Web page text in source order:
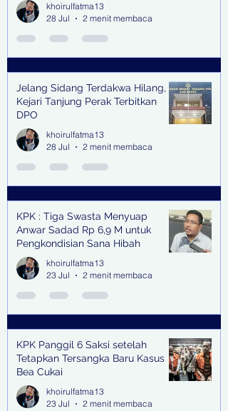
khoirulfatma13
28 Jul
2 menit membaca
Jelang Sidang Terdakwa Hilang,
Kejari Tanjung Perak Terbitkan
DPO
khoirulfatma13
28 Jul
2 menit membaca
KPK : Tiga Swasta Menyuap
Anwar Sadad Rp 6,9 M untuk
Pengkondisian Sana Hibah
khoirulfatma13
23 Jul
2 menit membaca
KPK Panggil 6 Saksi setelah
Tetapkan Tersangka Baru Kasus
Bea Cukai
khoirulfatma13
23 Jul
2 menit membaca